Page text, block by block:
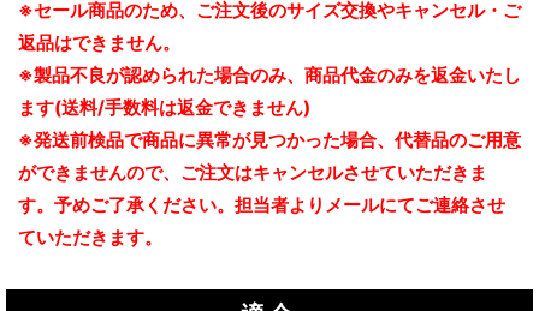
※セール商品のため、ご注文後のサイズ交換やキャンセル・ご
返品はできません。
※製品不良が認められた場合のみ、商品代金のみを返金いたし
ます(送料/手数料は返金できません)
※発送前検品で商品に異常が見つかった場合、代替品のご用意
ができませんので、ご注文はキャンセルさせていただきま
す。予めご了承ください。担当者よりメールにてご連絡させ
ていただきます。